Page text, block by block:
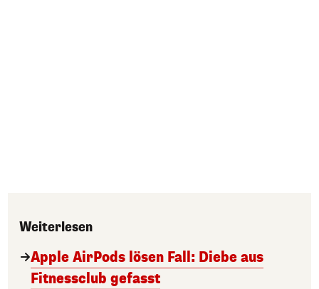
Weiterlesen
Apple AirPods lösen Fall: Diebe aus
Fitnessclub gefasst